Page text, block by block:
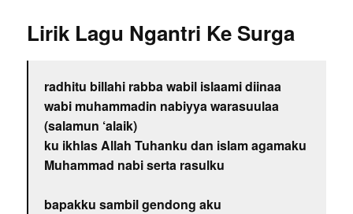
Lirik Lagu Ngantri Ke Surga
radhitu billahi rabba wabil islaami diinaa
wabi muhammadin nabiyya warasuulaa
(salamun ‘alaik)
ku ikhlas Allah Tuhanku dan islam agamaku
Muhammad nabi serta rasulku
bapakku sambil gendong aku